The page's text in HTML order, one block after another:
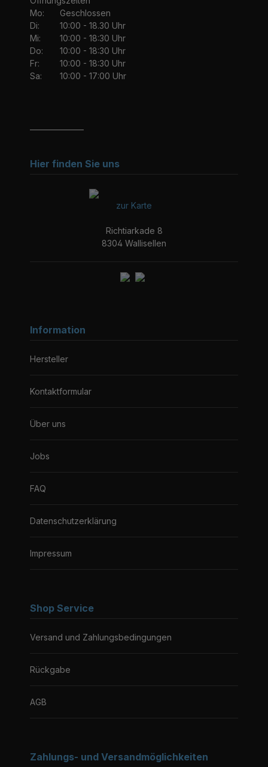
Mo:
Geschlossen
Di:
10:00 - 18.30 Uhr
Mi:
10:00 - 18:30 Uhr
Do:
10:00 - 18:30 Uhr
Fr:
10:00 - 18:30 Uhr
Sa:
10:00 - 17:00 Uhr
Hier finden Sie uns
zur Karte
Richtiarkade 8
8304 Wallisellen
Information
Hersteller
Kontaktformular
Über uns
Jobs
FAQ
Datenschutzerklärung
Impressum
Shop Service
Versand und Zahlungsbedingungen
Rückgabe
AGB
Zahlungs- und Versandmöglichkeiten